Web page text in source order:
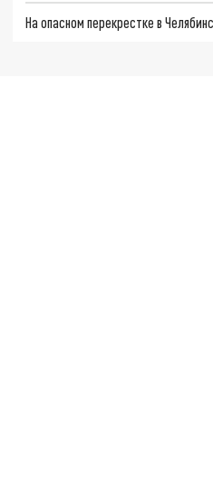
На опасном перекрестке в